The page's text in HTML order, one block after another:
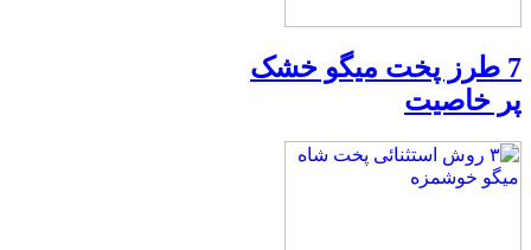
7 طرز پخت میگو خشک
پر خاصیت